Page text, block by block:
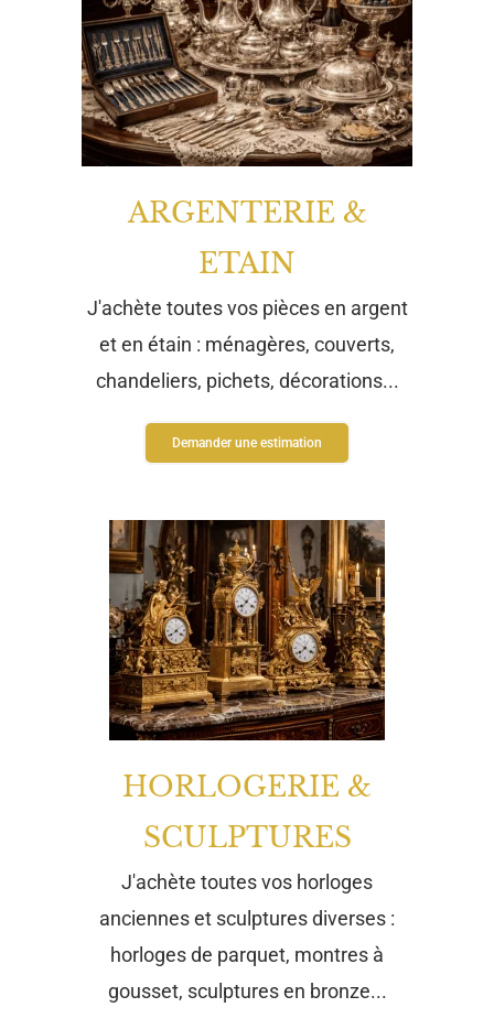
ARGENTERIE &
ETAIN
J'achète toutes vos pièces en argent
et en étain : ménagères, couverts,
chandeliers, pichets, décorations...
Demander une estimation
HORLOGERIE &
SCULPTURES
J'achète toutes vos horloges
anciennes et sculptures diverses :
horloges de parquet, montres à
gousset, sculptures en bronze...